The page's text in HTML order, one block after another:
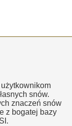
snów.
znaczeń snów
z bogatej bazy